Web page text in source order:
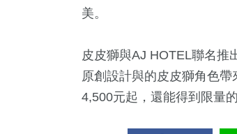
美。
皮皮獅與AJ HOTEL聯名推
原創設計與的皮皮獅角色
4,500元起，還能得到限量
2024立委選戰 兩岸